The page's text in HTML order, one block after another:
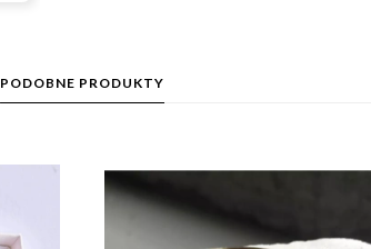
PODOBNE PRODUKTY